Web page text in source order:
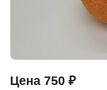
Цена 750 ₽